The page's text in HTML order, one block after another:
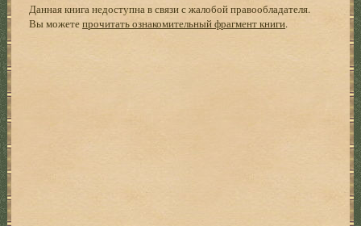
Данная книга недоступна в связи с жалобой правообладателя.
Вы можетепрочитать ознакомительный фрагмент книги.